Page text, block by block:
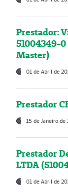
Prestador:
51004349-
Master)
01 de Abril de
Prestador
15 de Janeiro de
Prestador
LTDA
01 de Abril de